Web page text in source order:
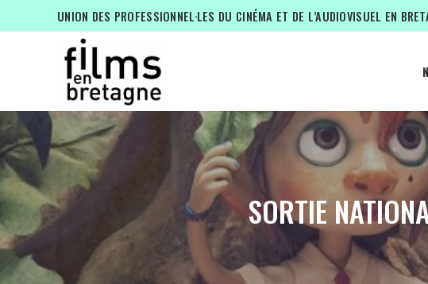
UNION DES PROFESSIONNEL·LES DU CINÉMA ET DE L’AUDIOVISUEL EN
SORTIE